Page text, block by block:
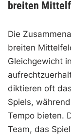
breiten
Die
breiten
Gleichgewicht
diktieren oft
Spiels,
Tempo bieten.
Team, das